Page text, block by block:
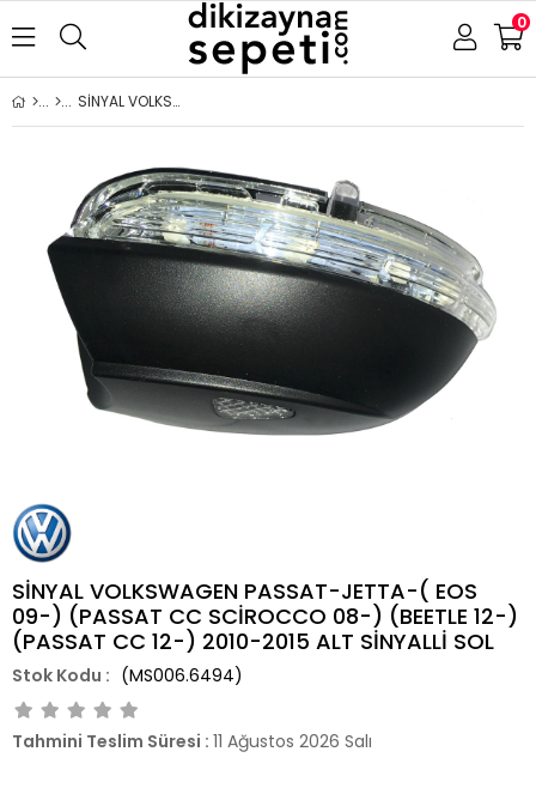
0
SİNYAL VOLKSWAGEN PASSAT-JETTA-( EOS 09-) (PASSAT CC SCİROCCO 08-) (BEETLE 12-)(PASSAT CC 12-) 2010-2015 ALT SİNYALLİ SOL
SİNYAL VOLKSWAGEN PASSAT-JETTA-( EOS
09-) (PASSAT CC SCİROCCO 08-) (BEETLE 12-)
(PASSAT CC 12-) 2010-2015 ALT SİNYALLİ SOL
(MS006.6494)
Tahmini Teslim Süresi : 11 Ağustos 2026 Salı